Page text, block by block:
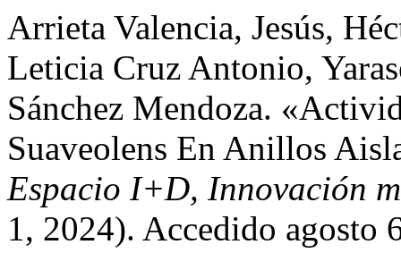
Arrieta Valencia, Jesús,
Leticia Cruz Antonio,
Sánchez Mendoza.
Suaveolens En Anillos
Espacio I+D, Innovación
1, 2024). Accedido agosto